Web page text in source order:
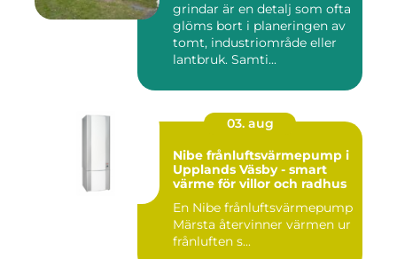
grindar är en detalj som ofta
glöms bort i planeringen av
tomt, industriområde eller
lantbruk. Samti...
03. aug
Nibe frånluftsvärmepump i
Upplands Väsby - smart
värme för villor och radhus
En Nibe frånluftsvärmepump
Märsta återvinner värmen ur
frånluften s...